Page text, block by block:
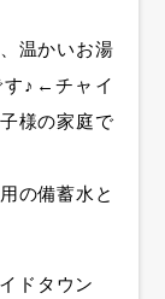
温かいお湯
す♪←チャイ
様の家庭で
の備蓄水と
ドタウン